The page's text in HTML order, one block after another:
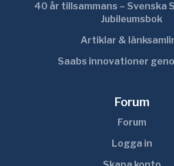
40 år tillsammans – Svenska
Jubileumsbok
Artiklar &
Saabs innovationer
Forum
Forum
Logga in